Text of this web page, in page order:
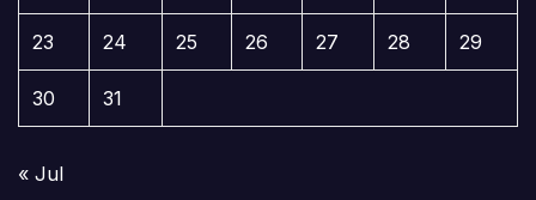
23 24 25 26 27 28 29
30 31
« Jul